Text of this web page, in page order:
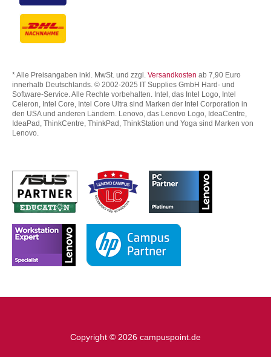
* Alle Preisangaben inkl. MwSt. und zzgl. Versandkosten ab 7,90 Euro
innerhalb Deutschlands. © 2002-2025 IT Supplies GmbH Hard- und
Software-Service. Alle Rechte vorbehalten. Intel, das Intel Logo, Intel
Celeron, Intel Core, Intel Core Ultra sind Marken der Intel Corporation in
den USA und anderen Ländern. Lenovo, das Lenovo Logo, IdeaCentre,
IdeaPad, ThinkCentre, ThinkPad, ThinkStation und Yoga sind Marken von
Lenovo.
Copyright © 2026 campuspoint.de